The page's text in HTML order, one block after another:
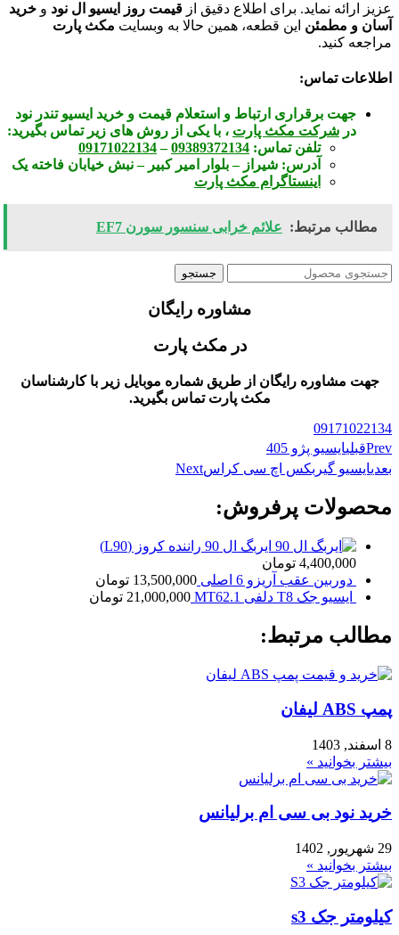
عزیز ارائه نماید. برای اطلاع دقیق از قیمت روز ایسیو ال نود و خرید
آسان و مطمئن این قطعه، همین حالا به وبسایت مکث پارت
مراجعه کنید.
اطلاعات تماس:
جهت برقراری ارتباط و استعلام قیمت و خرید ایسیو تندر نود
در شرکت مکث پارت ، با یکی از روش های زیر تماس بگیرید:
تلفن تماس: 09389372134
–
09171022134
آدرس: شیراز – بلوار امیر کبیر – نبش خیابان فاخته یک
اینستاگرام مکث پارت
مطالب مرتبط: علائم خرابی سنسور سورن EF7
جستجو
مشاوره رایگان
در مکث پارت
جهت مشاوره رایگان از طریق شماره موبایل زیر با کارشناسان
مکث پارت تماس بگیرید.
09171022134
Prevقبلیایسیو پژو 405
بعدیایسیو گیربکس اچ سی کراسNext
محصولات پرفروش:
ایربگ ال 90 راننده کروز (L90)
4,400,000 تومان
دوربین عقب آریزو 6 اصلی
13,500,000 تومان
ایسیو جک T8 دلفی MT62.1
21,000,000 تومان
مطالب مرتبط:
پمپ ABS لیفان
8 اسفند, 1403
بیشتر بخوانید »
خرید نود بی سی ام برلیانس
29 شهریور, 1402
بیشتر بخوانید »
کیلومتر جک s3